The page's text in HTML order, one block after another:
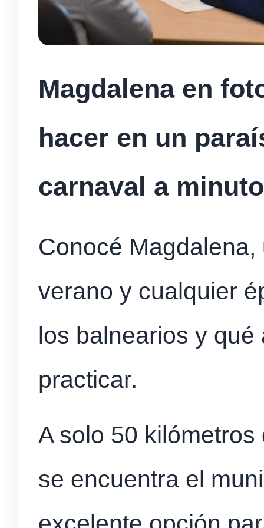
Magdalena en
hacer en un
carnaval a
Conocé
verano y cualquier
los balnearios y
practicar.
A solo 50
se encuentra el